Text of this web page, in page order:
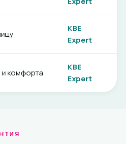
KBE
Expert
комфорта
KBE
Expert